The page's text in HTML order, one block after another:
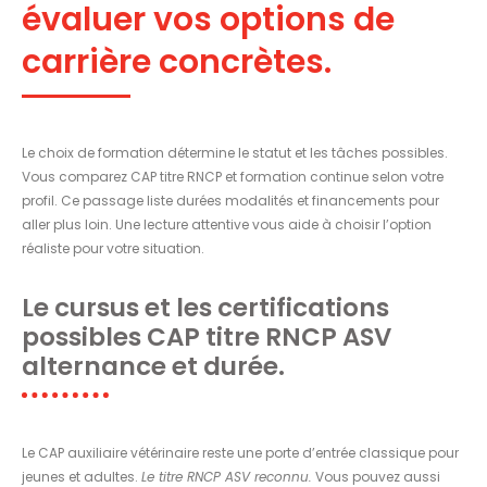
évaluer vos options de
carrière concrètes.
Le choix de formation détermine le statut et les tâches possibles.
Vous comparez CAP titre RNCP et formation continue selon votre
profil. Ce passage liste durées modalités et financements pour
aller plus loin. Une lecture attentive vous aide à choisir l’option
réaliste pour votre situation.
Le cursus et les certifications
possibles CAP titre RNCP ASV
alternance et durée.
Le CAP auxiliaire vétérinaire reste une porte d’entrée classique pour
jeunes et adultes. Le titre RNCP ASV reconnu. Vous pouvez aussi